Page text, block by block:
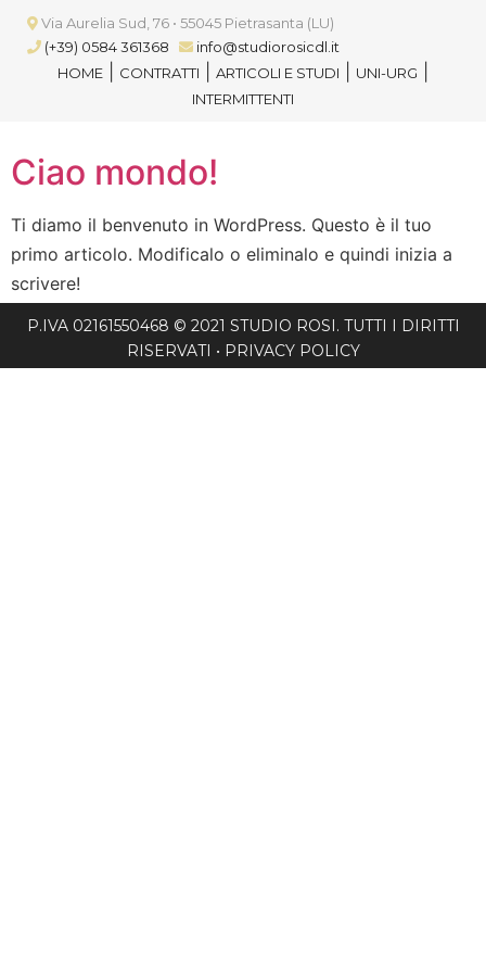
Via Aurelia Sud, 76 • 55045 Pietrasanta (LU)
(+39) 0584 361368
info@studiorosicdl.it
HOME
CONTRATTI ARTICOLI E STUDI UNI-URG
INTERMITTENTI
Ciao mondo!
Ti diamo il benvenuto in WordPress. Questo è il tuo
primo articolo. Modificalo o eliminalo e quindi inizia a
scrivere!
P.IVA 02161550468 © 2021 STUDIO ROSI. TUTTI I DIRITTI
RISERVATI • PRIVACY POLICY